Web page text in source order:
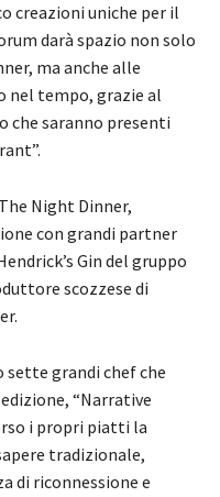
creazioni uniche per il
darà spazio non solo
ma anche alle
nel tempo, grazie al
saranno presenti
Night Dinner,
con grandi partner
Gin del gruppo
scozzese di
grandi chef che
“Narrative
i propri piatti la
tradizionale,
di riconnessione e